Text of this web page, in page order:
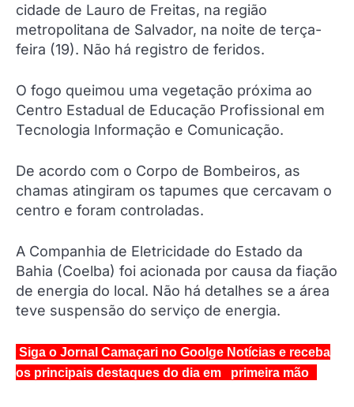
cidade de Lauro de Freitas, na região
metropolitana de Salvador, na noite de terça-
feira (19). Não há registro de feridos.
O fogo queimou uma vegetação próxima ao
Centro Estadual de Educação Profissional em
Tecnologia Informação e Comunicação.
De acordo com o Corpo de Bombeiros, as
chamas atingiram os tapumes que cercavam o
centro e foram controladas.
A Companhia de Eletricidade do Estado da
Bahia (Coelba) foi acionada por causa da fiação
de energia do local. Não há detalhes se a área
teve suspensão do serviço de energia.
Siga o Jornal Camaçari no Goolge Notícias e receba
os principais destaques do dia em primeira mão